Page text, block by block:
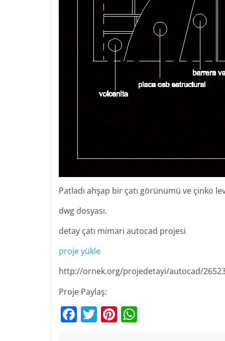
Patladı ahşap bir çatı görünümü ve çinko
dwg dosyası.
detay çatı mimari autocad projesi
proje yükle
http://ornek.org/projedetayi/autocad/
Proje Paylaş:
F T Pi